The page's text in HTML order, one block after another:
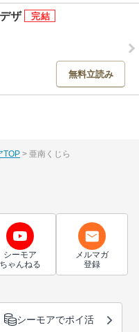
ザ
無料立読み
TOP 亜南くじら
シーモア
ちゃんねる
メルマガ
登録
シーモアでポイ活